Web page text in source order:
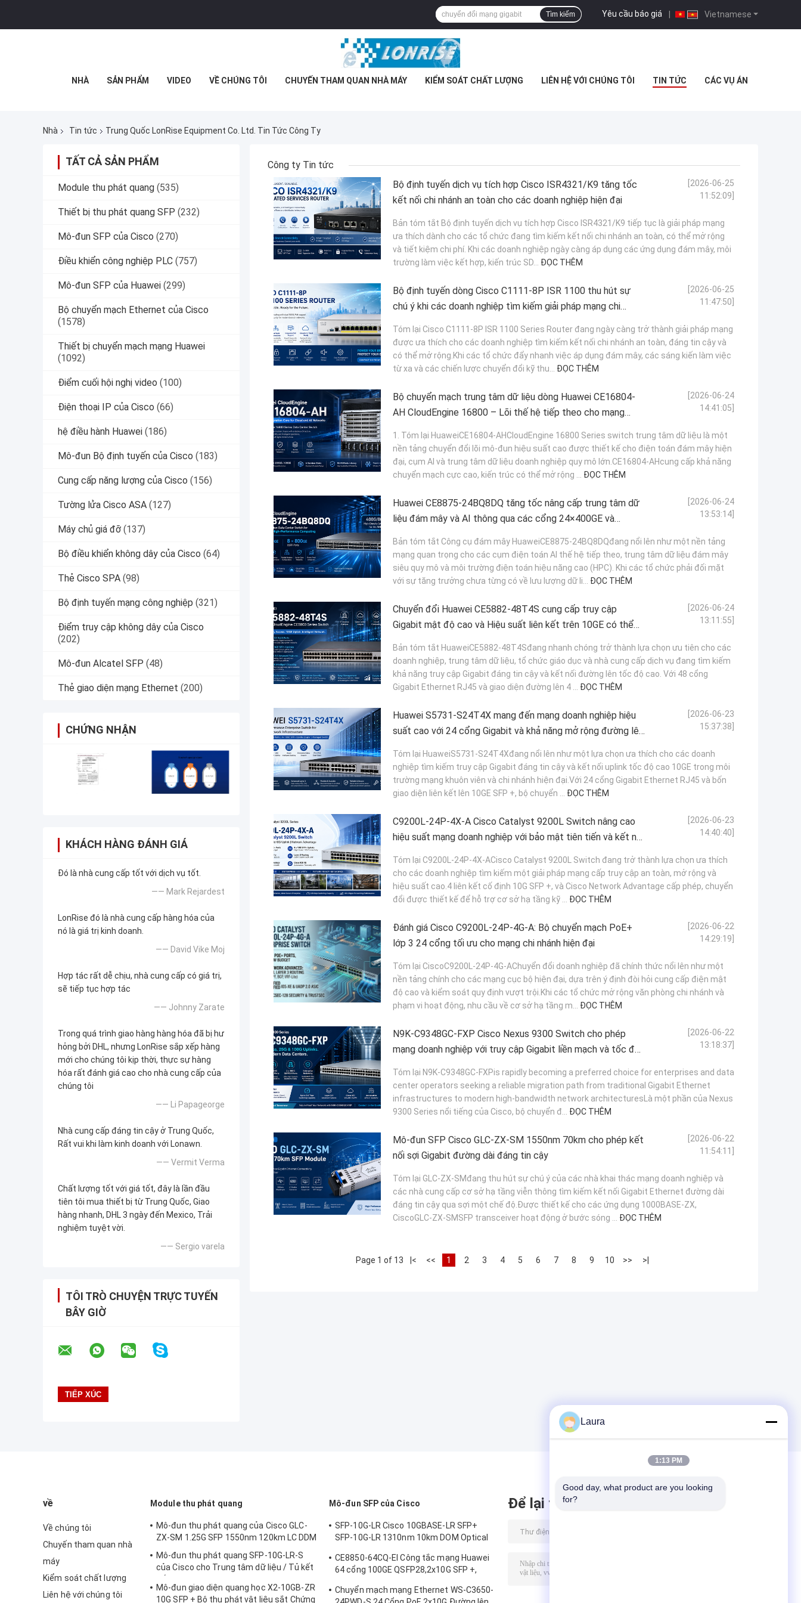
Vietnamese
Yêu cầu báo giá |
Tìm kiếm
NHÀ SẢN PHẨM VIDEO VỀ CHÚNG TÔI CHUYẾN THAM QUAN NHÀ MÁY KIỂM SOÁT CHẤT LƯỢNG LIÊN HỆ VỚI CHÚNG TÔI TIN TỨC CÁC VỤ ÁN
Nhà Tin tức Trung Quốc LonRise Equipment Co. Ltd. Tin Tức Công Ty
TẤT CẢ SẢN PHẨM
Module thu phát quang (535)
Thiết bị thu phát quang SFP (232)
Mô-đun SFP của Cisco (270)
Điều khiển công nghiệp PLC (757)
Mô-đun SFP của Huawei (299)
Bộ chuyển mạch Ethernet của Cisco
(1578)
Thiết bị chuyển mạch mạng Huawei
(1092)
Điểm cuối hội nghị video (100)
Điện thoại IP của Cisco (66)
hệ điều hành Huawei (186)
Mô-đun Bộ định tuyến của Cisco (183)
Cung cấp năng lượng của Cisco (156)
Tường lửa Cisco ASA (127)
Máy chủ giá đỡ (137)
Bộ điều khiển không dây của Cisco (64)
Thẻ Cisco SPA (98)
Bộ định tuyến mạng công nghiệp (321)
Điểm truy cập không dây của Cisco
(202)
Mô-đun Alcatel SFP (48)
Thẻ giao diện mạng Ethernet (200)
CHỨNG NHẬN
KHÁCH HÀNG ĐÁNH GIÁ
Đó là nhà cung cấp tốt với dịch vụ tốt.
—— Mark Rejardest
LonRise đó là nhà cung cấp hàng hóa của
nó là giá trị kinh doanh.
—— David Vike Moj
Hợp tác rất dễ chịu, nhà cung cấp có giá trị,
sẽ tiếp tục hợp tác
—— Johnny Zarate
Trong quá trình giao hàng hàng hóa đã bị hư
hỏng bởi DHL, nhưng LonRise sắp xếp hàng
mới cho chúng tôi kịp thời, thực sự hàng
hóa rất đánh giá cao cho nhà cung cấp của
chúng tôi
—— Li Papageorge
Nhà cung cấp đáng tin cậy ở Trung Quốc,
Rất vui khi làm kinh doanh với Lonawn.
—— Vermit Verma
Chất lượng tốt với giá tốt, đây là lần đầu
tiên tôi mua thiết bị từ Trung Quốc, Giao
hàng nhanh, DHL 3 ngày đến Mexico, Trải
nghiệm tuyệt vời.
—— Sergio varela
TÔI TRÒ CHUYỆN TRỰC TUYẾN
BÂY GIỜ
Công ty Tin tức
Bộ định tuyến dịch vụ tích hợp Cisco ISR4321/K9 tăng tốc
kết nối chi nhánh an toàn cho các doanh nghiệp hiện đại
[2026-06-25
11:52:09]
Bản tóm tắt Bộ định tuyến dịch vụ tích hợp Cisco ISR4321/K9 tiếp tục là giải pháp mạng
ưa thích dành cho các tổ chức đang tìm kiếm kết nối chi nhánh an toàn, có thể mở rộng
và tiết kiệm chi phí. Khi các doanh nghiệp ngày càng áp dụng các ứng dụng đám mây, môi
trường làm việc kết hợp, kiến ​​trúc SD... ĐỌC THÊM
Bộ định tuyến dòng Cisco C1111-8P ISR 1100 thu hút sự
chú ý khi các doanh nghiệp tìm kiếm giải pháp mạng chi
[2026-06-25
11:47:50]
Tóm lại Cisco C1111-8P ISR 1100 Series Router đang ngày càng trở thành giải pháp mạng
được ưa thích cho các doanh nghiệp tìm kiếm kết nối chi nhánh an toàn, đáng tin cậy và
có thể mở rộng.Khi các tổ chức đẩy nhanh việc áp dụng đám mây, các sáng kiến làm việc
từ xa và các chiến lược chuyển đổi kỹ thu... ĐỌC THÊM
Bộ chuyển mạch trung tâm dữ liệu dòng Huawei CE16804-
AH CloudEngine 16800 – Lõi thế hệ tiếp theo cho mạng
[2026-06-24
14:41:05]
1. Tóm lại HuaweiCE16804-AHCloudEngine 16800 Series switch trung tâm dữ liệu là một
nền tảng chuyển đổi lõi mô-đun hiệu suất cao được thiết kế cho điện toán đám mây hiện
đại, cụm AI và trung tâm dữ liệu doanh nghiệp quy mô lớn.CE16804-AHcung cấp khả năng
chuyển mạch cực cao, kiến trúc có thể mở rộng ... ĐỌC THÊM
Huawei CE8875-24BQ8DQ tăng tốc nâng cấp trung tâm dữ
liệu đám mây và AI thông qua các cổng 24×400GE và
[2026-06-24
13:53:14]
Bản tóm tắt Công cụ đám mây HuaweiCE8875-24BQ8DQđang nổi lên như một nền tảng
mạng quan trọng cho các cụm điện toán AI thế hệ tiếp theo, trung tâm dữ liệu đám mây
siêu quy mô và môi trường điện toán hiệu năng cao (HPC). Khi các tổ chức phải đối mặt
với sự tăng trưởng chưa từng có về lưu lượng dữ li... ĐỌC THÊM
Chuyển đổi Huawei CE5882-48T4S cung cấp truy cập
Gigabit mật độ cao và Hiệu suất liên kết trên 10GE có thể
[2026-06-24
13:11:55]
Bản tóm tắt HuaweiCE5882-48T4Sđang nhanh chóng trở thành lựa chọn ưu tiên cho các
doanh nghiệp, trung tâm dữ liệu, tổ chức giáo dục và nhà cung cấp dịch vụ đang tìm kiếm
khả năng truy cập Gigabit đáng tin cậy và kết nối đường lên tốc độ cao. Với 48 cổng
Gigabit Ethernet RJ45 và giao diện đường lên 4 ... ĐỌC THÊM
Huawei S5731-S24T4X mang đến mạng doanh nghiệp hiệu
suất cao với 24 cổng Gigabit và khả năng mở rộng đường lên
[2026-06-23
15:37:38]
Tóm lại HuaweiS5731-S24T4Xđang nổi lên như một lựa chọn ưa thích cho các doanh
nghiệp tìm kiếm truy cập Gigabit đáng tin cậy và kết nối uplink tốc độ cao 10GE trong môi
trường mạng khuôn viên và chi nhánh hiện đại.Với 24 cổng Gigabit Ethernet RJ45 và bốn
giao diện liên kết lên 10GE SFP +, bộ chuyển ... ĐỌC THÊM
C9200L-24P-4X-A Cisco Catalyst 9200L Switch nâng cao
hiệu suất mạng doanh nghiệp với bảo mật tiên tiến và kết nối
[2026-06-23
14:40:40]
Tóm lại C9200L-24P-4X-ACisco Catalyst 9200L Switch đang trở thành lựa chọn ưa thích
cho các doanh nghiệp tìm kiếm một giải pháp mạng cấp truy cập an toàn, mở rộng và
hiệu suất cao.4 liên kết cố định 10G SFP +, và Cisco Network Advantage cấp phép, chuyển
đổi được thiết kế để hỗ trợ cơ sở hạ tầng kỹ ... ĐỌC THÊM
Đánh giá Cisco C9200L-24P-4G-A: Bộ chuyển mạch PoE+
lớp 3 24 cổng tối ưu cho mạng chi nhánh hiện đại
[2026-06-22
14:29:19]
Tóm lại CiscoC9200L-24P-4G-AChuyển đổi doanh nghiệp đã chính thức nổi lên như một
nền tảng chính cho các mạng cục bộ hiện đại, dựa trên ý định đòi hỏi cung cấp điện mật
độ cao và kiểm soát quy định vượt trội.Khi các tổ chức mở rộng văn phòng chi nhánh và
phạm vi hoạt động, nhu cầu về cơ sở hạ tầng m... ĐỌC THÊM
N9K-C9348GC-FXP Cisco Nexus 9300 Switch cho phép
mạng doanh nghiệp với truy cập Gigabit liền mạch và tốc độ
[2026-06-22
13:18:37]
Tóm lại N9K-C9348GC-FXPis rapidly becoming a preferred choice for enterprises and data
center operators seeking a reliable migration path from traditional Gigabit Ethernet
infrastructures to modern high-bandwidth network architecturesLà một phần của Nexus
9300 Series nổi tiếng của Cisco, bộ chuyển đ... ĐỌC THÊM
Mô-đun SFP Cisco GLC-ZX-SM 1550nm 70km cho phép kết
nối sợi Gigabit đường dài đáng tin cậy
[2026-06-22
11:54:11]
Tóm lại GLC-ZX-SMđang thu hút sự chú ý của các nhà khai thác mạng doanh nghiệp và
các nhà cung cấp cơ sở hạ tầng viễn thông tìm kiếm kết nối Gigabit Ethernet đường dài
đáng tin cậy qua sợi một chế độ.Được thiết kế cho các ứng dụng 1000BASE-ZX,
CiscoGLC-ZX-SMSFP transceiver hoạt động ở bước sóng ... ĐỌC THÊM
Page 1 of 13 |< << 1 2 3 4 5 6 7 8 9 10 >> >|
về
Về chúng tôi
Chuyến tham quan nhà
máy
Kiểm soát chất lượng
Liên hệ với chúng tôi
Module thu phát quang
Mô-đun thu phát quang của Cisco GLC-
ZX-SM 1.25G SFP 1550nm 120km LC DDM
Mô-đun thu phát quang SFP-10G-LR-S
của Cisco cho Trung tâm dữ liệu / Tủ kết
Mô-đun giao diện quang học X2-10GB-ZR
10G SFP + Bộ thu phát vật liệu sắt Chứng
Mô-đun SFP của Cisco
SFP-10G-LR Cisco 10GBASE-LR SFP+
SFP-10G-LR 1310nm 10km DOM Optical
CE8850-64CQ-EI Công tắc mạng Huawei
64 cổng 100GE QSFP28,2x10G SFP +,
Chuyển mạch mạng Ethernet WS-C3650-
Để lại tin nhắn
Laura
1:13 PM
Good day, what product are you looking
for?